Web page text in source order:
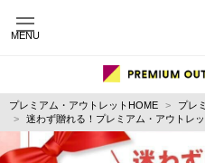
MENU
施設別に記事を探す
運営会社
利用規約
プライバシーポリシー
プレミアム・アウトレットHOME プレ
迷わず贈れる！プレミアム・アウトレ